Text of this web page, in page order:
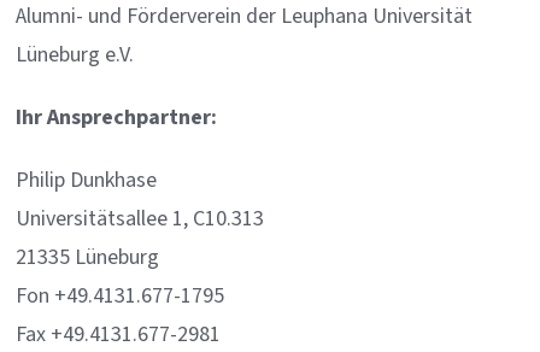
Alumni- und Förderverein der Leuphana Universität
Lüneburg e.V.
Ihr Ansprechpartner:
Philip Dunkhase
Universitätsallee 1, C10.313
21335 Lüneburg
Fon +49.4131.677-1795
Fax +49.4131.677-2981